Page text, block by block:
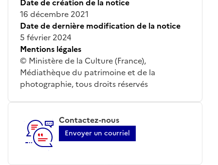
16 décembre 2021
Date de dernière modification de la notice
5 février 2024
Mentions légales
© Ministère de la Culture (France),
Médiathèque du patrimoine et de la
photographie, tous droits réservés
Contactez-nous
Envoyer un courriel